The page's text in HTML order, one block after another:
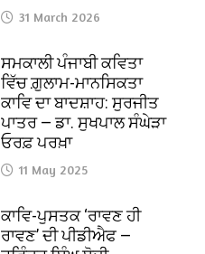
31 March 2026
ਸਮਕਾਲੀ ਪੰਜਾਬੀ ਕਵਿਤਾ
ਵਿੱਚ ਗ਼ੁਲਾਮ-ਮਾਨਸਿਕਤਾ
ਕਾਵਿ ਦਾ ਬਾਦਸ਼ਾਹ: ਸੁਰਜੀਤ
ਪਾਤਰ — ਡਾ. ਸੁਖਪਾਲ ਸੰਘੇੜਾ
ਓਰਫ਼ ਪਰਖ਼ਾ
11 May 2025
ਕਾਵਿ-ਪੁਸਤਕ ‘ਰਾਵਣ ਹੀ
ਰਾਵਣ’ ਦੀ ਪੀਡੀਐਫ —